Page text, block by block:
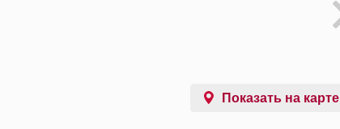
Показать на карте